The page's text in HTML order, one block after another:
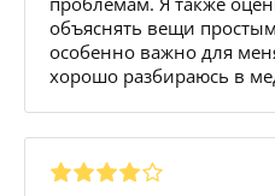
объяснять вещи
особенно важно для
хорошо разбираюсь в